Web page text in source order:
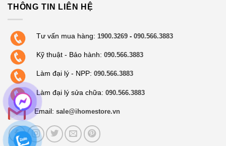
180 ml.
THÔNG TIN LIÊN HỆ
Tư vấn mua hàng: 1900.3269 -090.566.3883
Kỹ thuật - Bảo hành: 090.566.3883
Làm đại lý - NPP: 090.566.3883
Làm đại lý sửa chữa: 090.566.3883
Email: sale@ihomestore.vn